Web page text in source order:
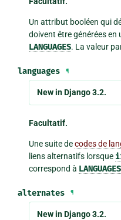
Un attribut booléen qui
doivent être générées
LANGUAGES. La valeur
languages ¶
New in Django 3.2.
Facultatif.
Une suite decodes de
liens alternatifs lorsque
correspond à LANGUAGES
alternates ¶
New in Django 3.2.